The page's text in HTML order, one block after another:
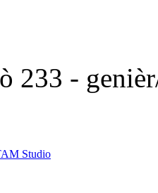
233 -
Studio